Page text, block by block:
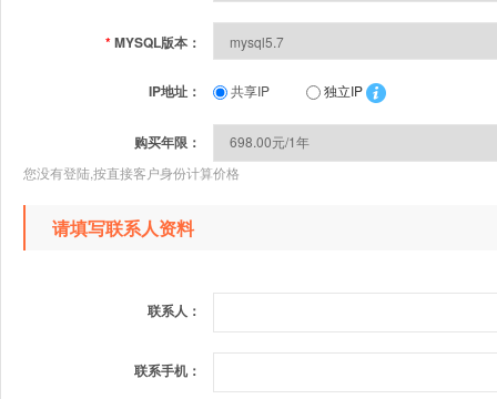
*MYSQL版本：
IP地址： 共享IP 独立IP
购买年限：
您没有登陆,按直接客户身份计算价格
请填写联系人资料
联系人：
联系手机：